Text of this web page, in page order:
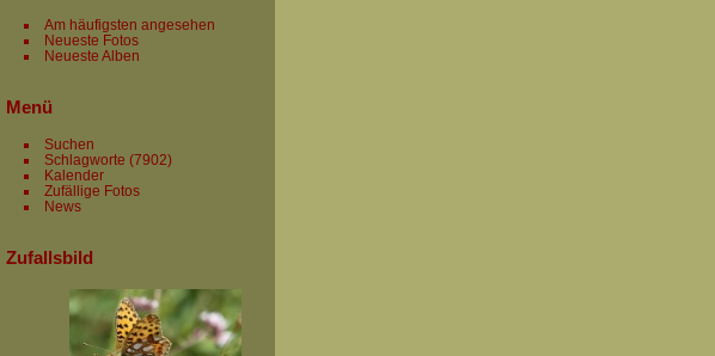
Am häufigsten angesehen
Neueste Fotos
Neueste Alben
Menü
Suchen
Schlagworte (7902)
Kalender
Zufällige Fotos
News
Zufallsbild